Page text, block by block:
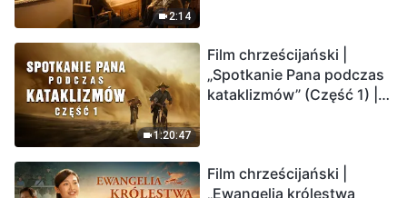
2:14
1:20:47
Film chrześcijański |
„Spotkanie Pana podczas
kataklizmów” (Część 1) |
Film chrześcijański |
„Ewangelia królestwa